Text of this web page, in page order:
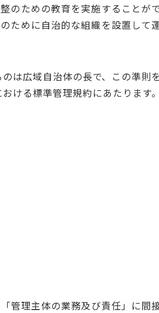
のための教育を実施することが
ために自治的な組織を設置して
は広域自治体の長で、この準則を
ける標準管理規約にあたります。
管理主体の業務及び責任」に間